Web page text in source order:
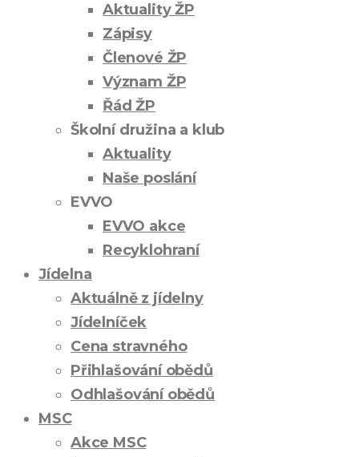
Aktuality ŽP
Zápisy
Členové ŽP
Význam ŽP
Řád ŽP
Školní družina a klub
Aktuality
Naše poslání
EVVO
EVVO akce
Recyklohraní
Jídelna
Aktuálně z jídelny
Jídelníček
Cena stravného
Přihlašování obědů
Odhlašování obědů
MSC
Akce MSC